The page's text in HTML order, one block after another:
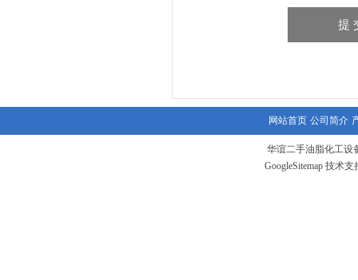
网站首页 公司简介
华谊二手油脂化工设
GoogleSitemap 技术支